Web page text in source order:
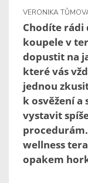
VERONIKA
Chodíte rádi
koupele v
dopustit na
které vás
jednou
k osvěžení a
vystavit
wellness
opakem